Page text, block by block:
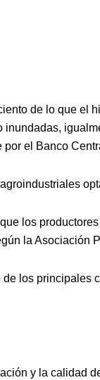
de lo que
el Banco
los
la Asociación
los
y la